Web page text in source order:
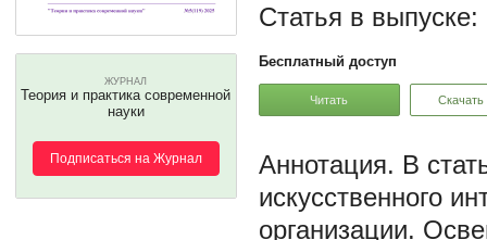
ЖУРНАЛ
Теория и практика современной
науки
Подписаться на Журнал
Статья в выпуске:
Бесплатный доступ
Читать Скачать
В
искусственного
организации.